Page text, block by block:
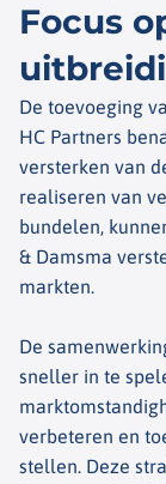
Focus
De toevoeging
HC Partners
versterken van
realiseren van
bundelen,
& Damsma
markten.
De
sneller in te
verbeteren en
stellen. Deze